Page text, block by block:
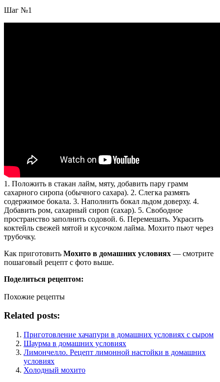
Шаг №1
1. Положить в стакан лайм, мяту, добавить пару грамм
сахарного сиропа (обычного сахара). 2. Слегка размять
содержимое бокала. 3. Наполнить бокал льдом доверху. 4.
Добавить ром, сахарный сироп (сахар). 5. Свободное
пространство заполнить содовой. 6. Перемешать. Украсить
коктейль свежей мятой и кусочком лайма. Мохито пьют через
трубочку.
Как приготовить Мохито в домашних условиях — смотрите
пошаговый рецепт с фото выше.
Поделиться рецептом:
Похожие рецепты
Related posts:
Приготовление хачапури в домашних условиях с сыром
Шаурма в домашних условиях
Лимончелло. Рецепт лимонной настойки в домашних
условиях
Холодный мохито